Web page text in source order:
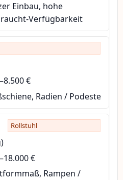
Einbau, hohe
Verfügbarkeit
€
Radien / Podeste
Rollstuhl
€
Rampen /